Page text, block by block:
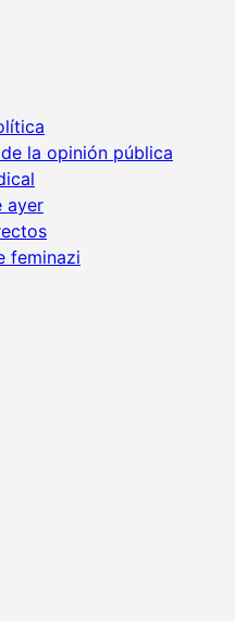
la opinión pública
ayer
feminazi